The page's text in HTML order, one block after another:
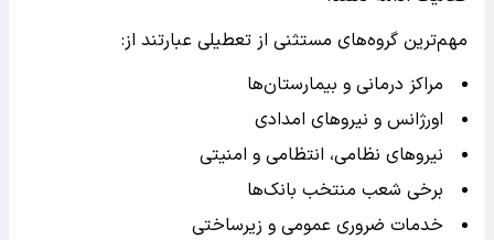
مهم‌ترین گروه‌های مستثنی از تعطیلی عبارتند از:
مراکز درمانی و بیمارستان‌ها
اورژانس و نیروهای امدادی
نیروهای نظامی، انتظامی و امنیتی
برخی شعب منتخب بانک‌ها
خدمات ضروری عمومی و زیرساختی